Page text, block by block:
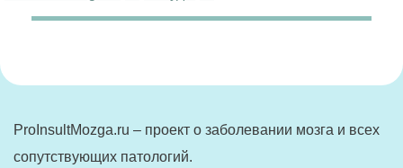
ProInsultMozga.ru – проект о заболевании мозга и всех
сопутствующих патологий.